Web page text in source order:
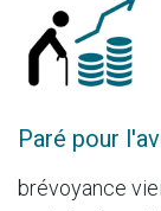
Paré pour
brévoyance